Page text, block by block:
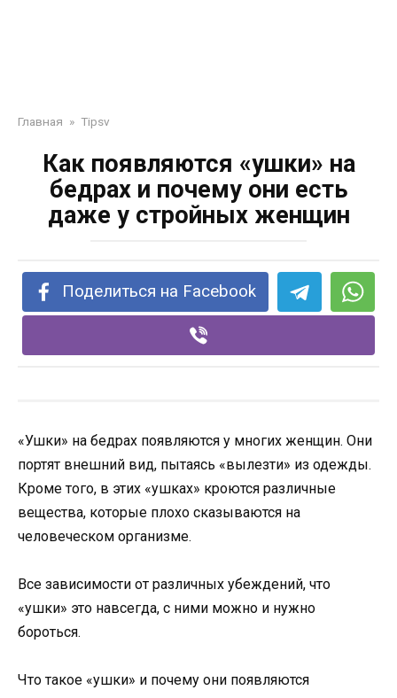
Главная » Tipsv
Как появляются «ушки» на
бедрах и почему они есть
даже у стройных женщин
Поделиться на Facebook
«Ушки» на бедрах появляются у многих женщин. Они
портят внешний вид, пытаясь «вылезти» из одежды.
Кроме того, в этих «ушках» кроются различные
вещества, которые плохо сказываются на
человеческом организме.
Все зависимости от различных убеждений, что
«ушки» это навсегда, с ними можно и нужно
бороться.
Что такое «ушки» и почему они появляются